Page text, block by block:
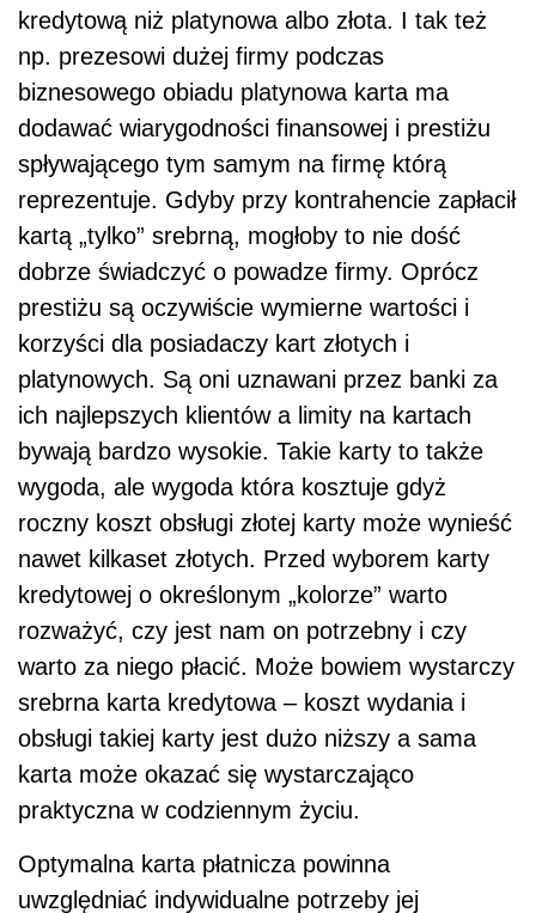
kredytową niż platynowa albo złota. I tak też
np. prezesowi dużej firmy podczas
biznesowego obiadu platynowa karta ma
dodawać wiarygodności finansowej i prestiżu
spływającego tym samym na firmę którą
reprezentuje. Gdyby przy kontrahencie zapłacił
kartą „tylko” srebrną, mogłoby to nie dość
dobrze świadczyć o powadze firmy. Oprócz
prestiżu są oczywiście wymierne wartości i
korzyści dla posiadaczy kart złotych i
platynowych. Są oni uznawani przez banki za
ich najlepszych klientów a limity na kartach
bywają bardzo wysokie. Takie karty to także
wygoda, ale wygoda która kosztuje gdyż
roczny koszt obsługi złotej karty może wynieść
nawet kilkaset złotych. Przed wyborem karty
kredytowej o określonym „kolorze” warto
rozważyć, czy jest nam on potrzebny i czy
warto za niego płacić. Może bowiem wystarczy
srebrna karta kredytowa – koszt wydania i
obsługi takiej karty jest dużo niższy a sama
karta może okazać się wystarczająco
praktyczna w codziennym życiu.
Optymalna karta płatnicza powinna
uwzględniać indywidualne potrzeby jej